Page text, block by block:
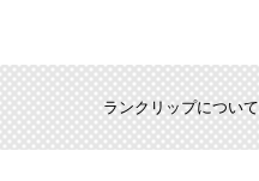
ランキング：5位
ランクリップについて